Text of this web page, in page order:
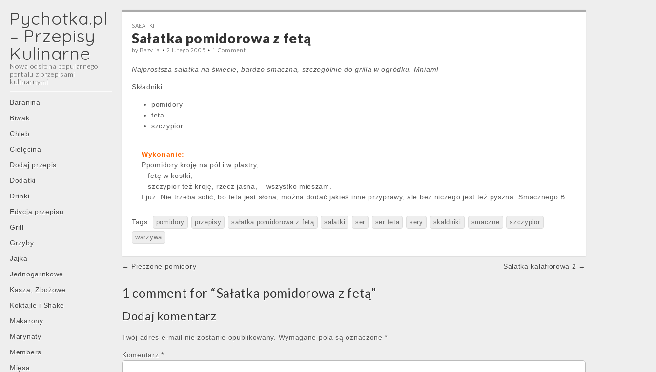
Pychotka.pl
– Przepisy
Kulinarne
Nowa odsłona popularnego
portalu z przepisami
kulinarnymi
Main
menu
Skip
content
Baranina
Biwak
Chleb
Cielęcina
Dodaj przepis
Dodatki
Drinki
Edycja przepisu
Grill
Grzyby
Jajka
Jednogarnkowe
Kasza, Zbożowe
Koktajle i Shake
Makarony
Marynaty
Members
Mięsa
SAŁATKI
Sałatka pomidorowa z fetą
by Bazylia •2 lutego 2005 • 1 Comment
Najprostsza sałatka na świecie, bardzo smaczna, szczególnie do grilla w ogródku. Mniam!
Składniki:
pomidory
feta
szczypior
Wykonanie:
Ppomidory kroję na pół i w plastry,
– fetę w kostki,
– szczypior też kroję, rzecz jasna, – wszystko mieszam.
I już. Nie trzeba solić, bo feta jest słona, można dodać jakieś inne przyprawy, ale bez niczego jest też pyszna. Smacznego B.
Tags: pomidory przepisy sałatka pomidorowa z fetą sałatki ser ser feta sery skałdniki smaczne szczypior
warzywa
Post
← Pieczone pomidory Sałatka kalafiorowa 2 →
1 comment for “Sałatka pomidorowa z fetą”
Dodaj komentarz
Twój adres e-mail nie zostanie opublikowany. Wymagane pola są oznaczone*
Komentarz *